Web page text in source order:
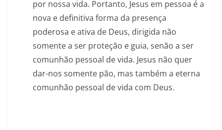
por nossa vida. Portanto, Jesus em pessoa é a
nova e definitiva forma da presença
poderosa e ativa de Deus, dirigida não
somente a ser proteção e guia, senão a ser
comunhão pessoal de vida. Jesus não quer
dar-nos somente pão, mas também a eterna
comunhão pessoal de vida com Deus.